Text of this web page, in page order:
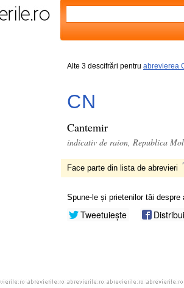
Alte 3 descifrări pentru abrevierea
CN
Cantemir
indicativ de raion, Republica
Face parte din lista de abrevieri
Spune-le și prietenilor tăi despre
Tweetuiește